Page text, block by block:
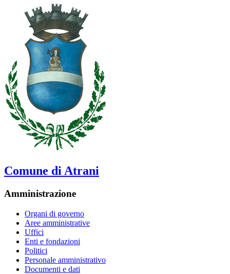
Comune di Atrani
Amministrazione
Organi di governo
Aree amministrative
Uffici
Enti e fondazioni
Politici
Personale amministrativo
Documenti e dati